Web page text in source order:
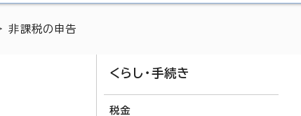
非課税の申告
くらし・手続き
税金